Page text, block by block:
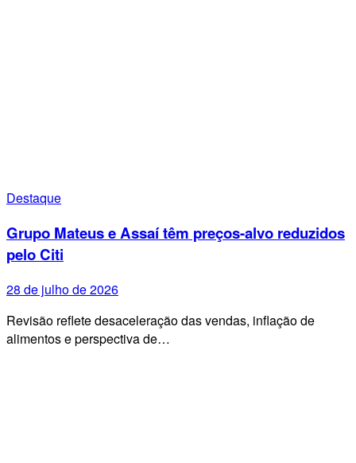
Destaque
Grupo Mateus e Assaí têm preços-alvo reduzidos
pelo Citi
28 de julho de 2026
Revisão reflete desaceleração das vendas, inflação de
alimentos e perspectiva de…